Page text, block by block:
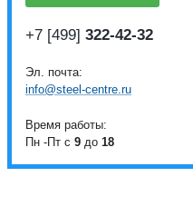
+7 [499] 322-42-32
Эл. почта:
info@steel-centre.ru
Время работы:
Пн -Пт с 9 до 18